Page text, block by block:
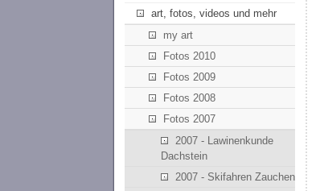
art, fotos, videos und mehr
my art
Fotos 2010
Fotos 2009
Fotos 2008
Fotos 2007
2007 - Lawinenkunde
Dachstein
2007 - Skifahren Zauchensee